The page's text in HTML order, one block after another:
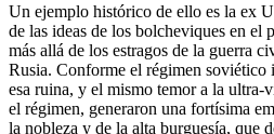
Un ejemplo histórico de ello es la ex
de las ideas de los bolcheviques en el
más allá de los estragos de la guerra
Rusia. Conforme el régimen soviético
esa ruina, y el mismo temor a la ultra-
el régimen, generaron una fortísima
la nobleza y de la alta burguesía, que